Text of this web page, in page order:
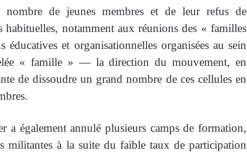
de jeunes membres et de leur refus de
notamment aux réunions des « familles
et organisationnelles organisées au sein
« famille » — la direction du mouvement, en
de dissoudre un grand nombre de ces cellules en
a également annulé plusieurs camps de formation,
militantes à la suite du faible taux de participation